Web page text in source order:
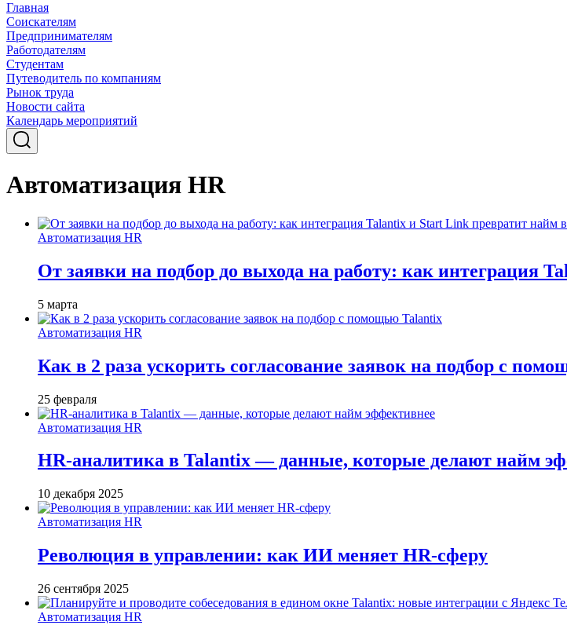
Главная
Соискателям
Предпринимателям
Работодателям
Студентам
Путеводитель по компаниям
Рынок труда
Новости сайта
Календарь мероприятий
Автоматизация HR
Автоматизация HR
От заявки на подбор до выхода на работу: как интеграция
5 марта
Автоматизация HR
Как в 2 раза ускорить согласование заявок на подбор с
25 февраля
Автоматизация HR
HR-аналитика в Talantix — данные, которые делают найм
10 декабря 2025
Автоматизация HR
Революция в управлении: как ИИ меняет HR-сферу
26 сентября 2025
Автоматизация HR